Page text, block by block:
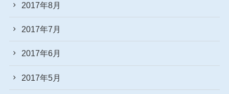
2017年8月
2017年7月
2017年6月
2017年5月